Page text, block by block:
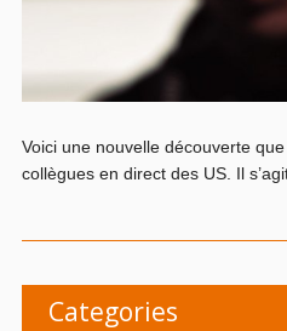
Voici une nouvelle découverte
collègues en direct des US. Il
Categories